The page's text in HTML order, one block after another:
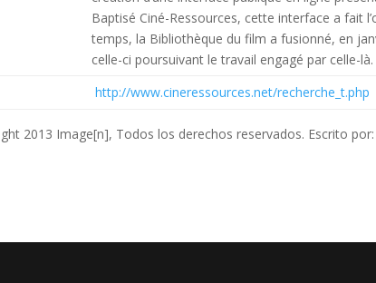
Baptisé Ciné-Ressources, cette interface a fait
temps, la Bibliothèque du film a fusionné, en
celle-ci poursuivant le travail engagé par celle-là.
http://www.cineressources.net/recherche_t.php
2013 Image[n], Todos los derechos reservados. Escrito